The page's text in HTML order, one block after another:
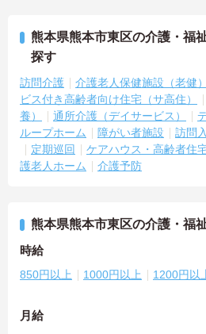
熊本県熊本市東区の介護・福
探す
訪問介護 介護老人保健施設（老健）
ビス付き高齢者向け住宅（サ高住）
養）
通所介護（デイサービス）
ループホーム
障がい者施設 訪問
定期巡回
ケアハウス・高齢者住
護老人ホーム
介護予防
熊本県熊本市東区の介護・福
時給
850円以上 1000円以上 1200円以
月給